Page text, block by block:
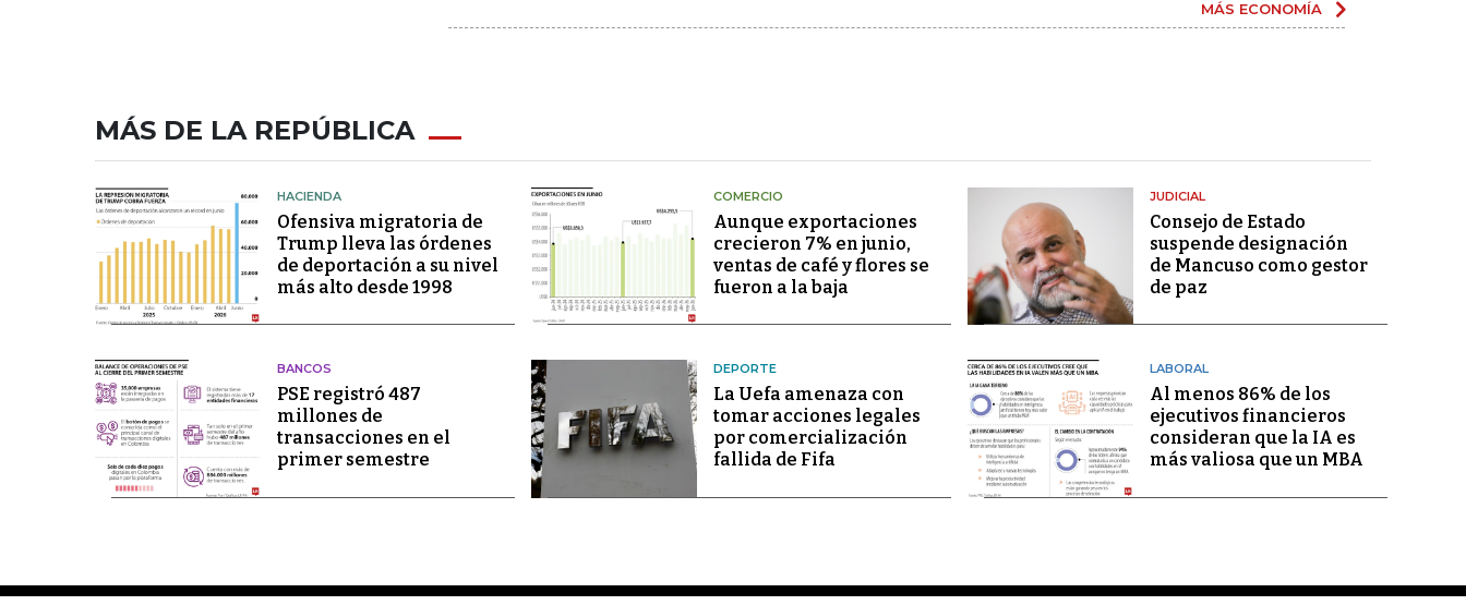
MÁS ECONOMÍA
MÁS DE LA REPÚBLICA
HACIENDA
Ofensiva migratoria de
Trump lleva las órdenes
de deportación a su nivel
más alto desde 1998
COMERCIO
Aunque exportaciones
crecieron 7% en junio,
ventas de café y flores se
fueron a la baja
JUDICIAL
Consejo de Estado
suspende designación
de Mancuso como gestor
de paz
BANCOS
PSE registró 487
millones de
transacciones en el
primer semestre
DEPORTE
La Uefa amenaza con
tomar acciones legales
por comercialización
fallida de Fifa
LABORAL
Al menos 86% de los
ejecutivos financieros
consideran que la IA es
más valiosa que un MBA